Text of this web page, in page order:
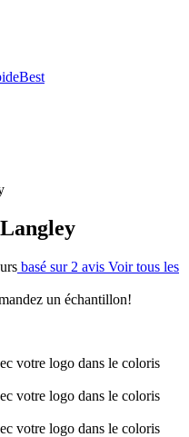
Best
basé sur 2 avis Voir tous les
un échantillon!